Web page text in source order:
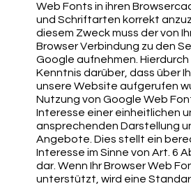
Web Fonts in ihren
und Schriftarten korrekt
diesem Zweck muss der von
Browser Verbindung zu den
Google aufnehmen.
Kenntnis darüber, dass über
unsere Website aufgerufen
Nutzung von Google Web
Interesse einer einheitlichen
ansprechenden Darstellung
Angebote. Dies stellt ein
Interesse im Sinne von Art. 6
dar. Wenn Ihr Browser Web
unterstützt, wird eine